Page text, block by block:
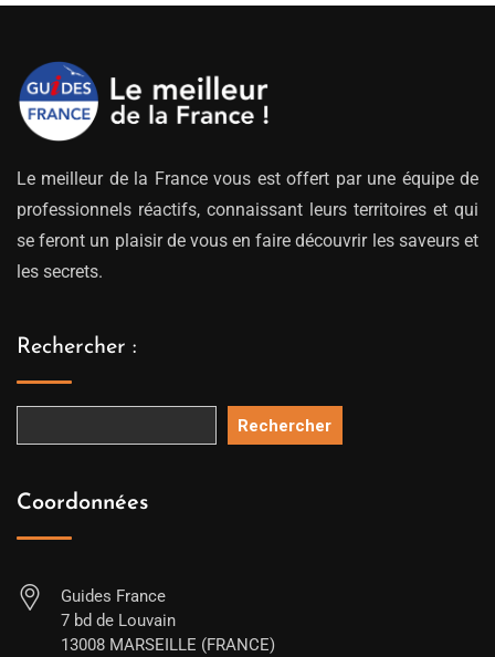
Le meilleur de la France vous est offert par une équipe de
professionnels réactifs, connaissant leurs territoires et qui
se feront un plaisir de vous en faire découvrir les saveurs et
les secrets.
Rechercher :
Rechercher
Coordonnées
Guides France
7 bd de Louvain
13008 MARSEILLE (FRANCE)